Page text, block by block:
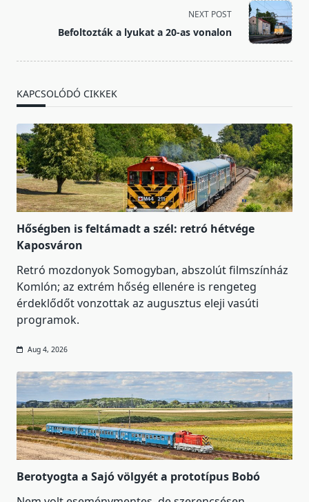
NEXT POST
Befoltozták a lyukat a 20-as vonalon
KAPCSOLÓDÓ CIKKEK
Hőségben is feltámadt a szél: retró hétvége
Kaposváron
Retró mozdonyok Somogyban, abszolút filmszínház
Komlón; az extrém hőség ellenére is rengeteg
érdeklődőt vonzottak az augusztus eleji vasúti
programok.
Aug 4, 2026
Berotyogta a Sajó völgyét a prototípus Bobó